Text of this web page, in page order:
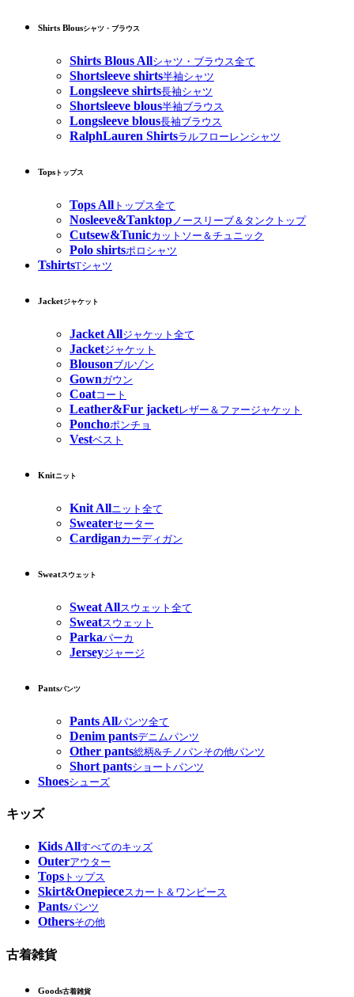
Shirts Blousシャツ・ブラウス
Shirts Blous Allシャツ・ブラウス全て
Shortsleeve shirts半袖シャツ
Longsleeve shirts長袖シャツ
Shortsleeve blous半袖ブラウス
Longsleeve blous長袖ブラウス
RalphLauren Shirtsラルフローレンシャツ
Tops トップス
Tops All トップス全て
Nosleeve&Tanktop ノースリーブ＆タンクトップ
Cutsew&Tunicカットソー＆チュニック
Polo shirtsポロシャツ
TshirtsTシャツ
Jacketジャケット
Jacket Allジャケット全て
Jacketジャケット
Blousonブルゾン
Gownガウン
Coatコート
Leather&Fur jacketレザー＆ファージャケット
Ponchoポンチョ
Vestベスト
Knitニット
Knit Allニット全て
Sweaterセーター
Cardiganカーディガン
Sweatスウェット
Sweat Allスウェット全て
Sweatスウェット
Parkaパーカ
Jerseyジャージ
Pantsパンツ
Pants Allパンツ全て
Denim pantsデニムパンツ
Other pants総柄&チノパンその他パンツ
Short pantsショートパンツ
Shoesシューズ
キッズ
Kids Allすべてのキッズ
Outerアウター
Tops トップス
Skirt&Onepieceスカート＆ワンピース
Pantsパンツ
Othersその他
古着雑貨
Goods古着雑貨